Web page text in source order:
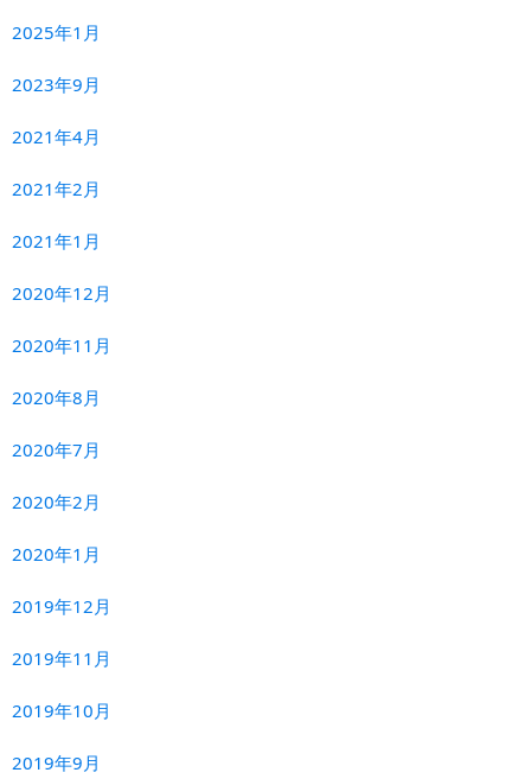
2025年1月
2023年9月
2021年4月
2021年2月
2021年1月
2020年12月
2020年11月
2020年8月
2020年7月
2020年2月
2020年1月
2019年12月
2019年11月
2019年10月
2019年9月